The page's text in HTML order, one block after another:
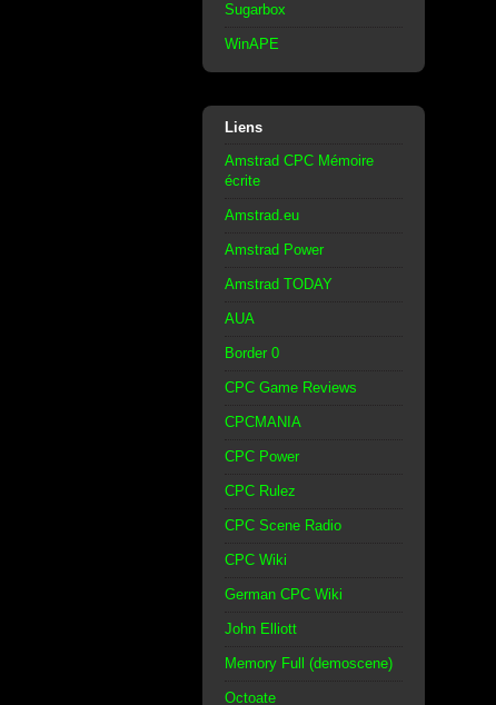
Sugarbox
WinAPE
Liens
Amstrad CPC Mémoire
écrite
Amstrad.eu
Amstrad Power
Amstrad TODAY
AUA
Border 0
CPC Game Reviews
CPCMANIA
CPC Power
CPC Rulez
CPC Scene Radio
CPC Wiki
German CPC Wiki
John Elliott
Memory Full (demoscene)
Octoate